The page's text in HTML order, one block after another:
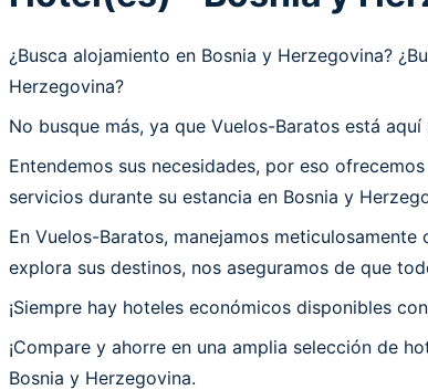
¿Busca alojamiento en Bosnia y Herzegovina?
Herzegovina?
No busque más, ya que Vuelos-Baratos está
Entendemos sus necesidades, por eso
servicios durante su estancia en Bosnia y
En Vuelos-Baratos, manejamos
explora sus destinos, nos aseguramos de que
¡Siempre hay hoteles económicos disponibles
¡Compare y ahorre en una amplia selección de
Bosnia y Herzegovina.